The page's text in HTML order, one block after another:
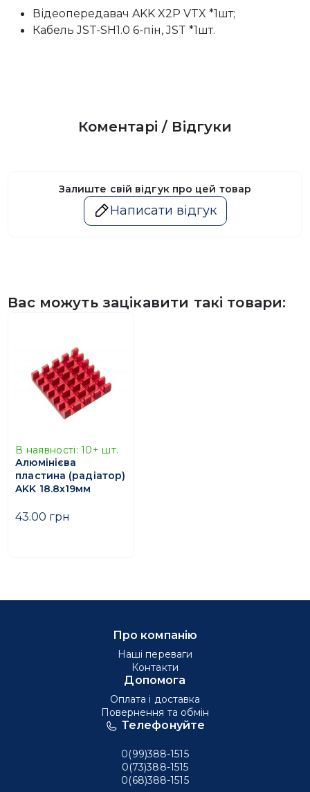
Відеопередавач AKK X2P VTX *1шт;
Кабель JST-SH1.0 6-пін, JST *1шт.
Коментарі / Відгуки
Залиште свій відгук про цей товар
Написати відгук
Вас можуть зацікавити такі товари:
В наявності: 10+ шт.
Алюмінієва
пластина (радіатор)
AKK 18.8х19мм
43.00 грн
Телефонуйте
0(99)388-1515
0(73)388-1515
0(68)388-1515
Про компанію
Наші переваги
Контакти
Допомога
Оплата і доставка
Повернення та обмін